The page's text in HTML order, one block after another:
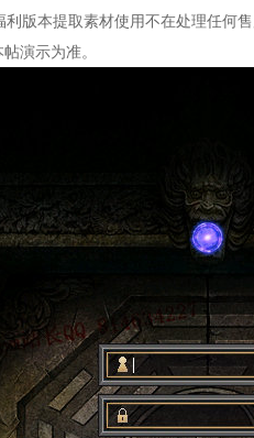
版本提取素材使用不在处理任何
演示为准。